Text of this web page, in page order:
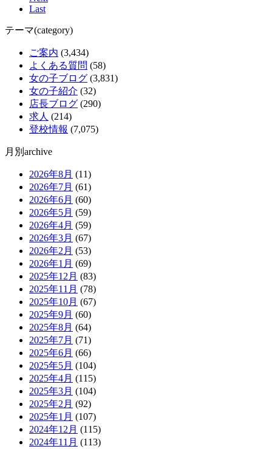
Last
テーマ(category)
ご案内 (3,434)
よくある質問 (58)
女の子ブログ (3,831)
女の子紹介 (32)
店長ブログ (290)
求人 (214)
登校情報 (7,075)
月別archive
2026年8月 (11)
2026年7月 (61)
2026年6月 (60)
2026年5月 (59)
2026年4月 (59)
2026年3月 (67)
2026年2月 (53)
2026年1月 (69)
2025年12月 (83)
2025年11月 (78)
2025年10月 (67)
2025年9月 (60)
2025年8月 (64)
2025年7月 (71)
2025年6月 (66)
2025年5月 (104)
2025年4月 (115)
2025年3月 (104)
2025年2月 (92)
2025年1月 (107)
2024年12月 (115)
2024年11月 (113)